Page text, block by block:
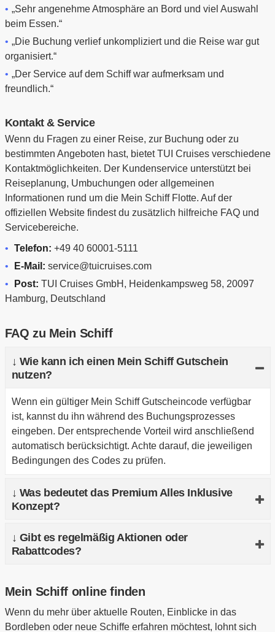
„Sehr angenehme Atmosphäre an Bord und viel Auswahl
beim Essen.“
„Die Buchung verlief unkompliziert und die Reise war gut
organisiert.“
„Der Service auf dem Schiff war aufmerksam und
freundlich.“
Kontakt & Service
Wenn du Fragen zu einer Reise, zur Buchung oder zu
bestimmten Angeboten hast, bietet TUI Cruises verschiedene
Kontaktmöglichkeiten. Der Kundenservice unterstützt bei
Reiseplanung, Umbuchungen oder allgemeinen
Informationen rund um die Mein Schiff Flotte. Auf der
offiziellen Website findest du zusätzlich hilfreiche FAQ und
Servicebereiche.
Telefon: +49 40 60001-5111
E-Mail: service@tuicruises.com
Post: TUI Cruises GmbH, Heidenkampsweg 58, 20097
Hamburg, Deutschland
FAQ zu Mein Schiff
↓ Wie kann ich einen Mein Schiff Gutschein
nutzen?
Wenn ein gültiger Mein Schiff Gutscheincode verfügbar
ist, kannst du ihn während des Buchungsprozesses
eingeben. Der entsprechende Vorteil wird anschließend
automatisch berücksichtigt. Achte darauf, die jeweiligen
Bedingungen des Codes zu prüfen.
↓ Was bedeutet das Premium Alles Inklusive
Konzept?
Das Konzept von Mein Schiff beinhaltet zahlreiche
Leistungen bereits im Reisepreis. Dazu gehören unter
Kostenplanung für deine Kreuzfahrt deutlich
übersichtlicher.
↓ Gibt es regelmäßig Aktionen oder
Rabattcodes?
Aktionscodes von TUI Cruises veröffentlicht. Diese
können beispielsweise über Gutscheinseiten, Newsletter
oder offizielle Kampagnen kommuniziert werden. Ein
Mein Schiff online finden
Wenn du mehr über aktuelle Routen, Einblicke in das
Bordleben oder neue Schiffe erfahren möchtest, lohnt sich